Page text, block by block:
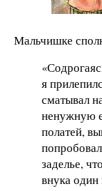
Мальчишке
я
сматывал
ненужную
полатей,
заделье,
внука один